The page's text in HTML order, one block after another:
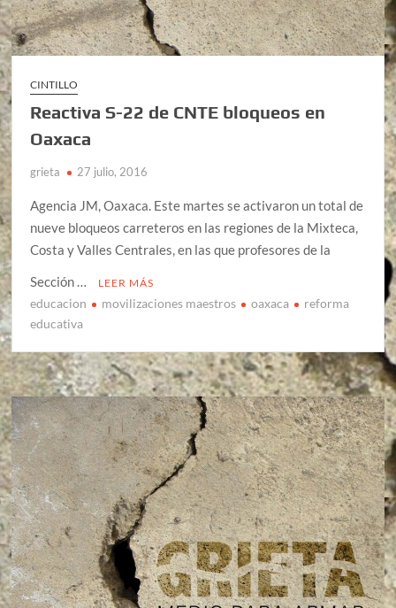
CINTILLO
Reactiva S-22 de CNTE bloqueos en
Oaxaca
grieta 27 julio, 2016
Agencia JM, Oaxaca. Este martes se activaron un total de
nueve bloqueos carreteros en las regiones de la Mixteca,
Costa y Valles Centrales, en las que profesores de la
Sección …
LEER MÁS
educacion movilizaciones maestros oaxaca
reforma
educativa